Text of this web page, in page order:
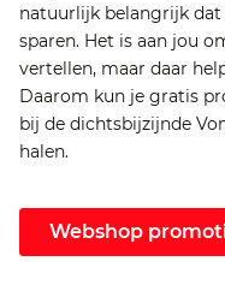
natuurlijk belangrijk
sparen. Het is aan jou
vertellen, maar daar
Daarom kun je gratis
bij de dichtsbijzijnde
halen.
Webshop